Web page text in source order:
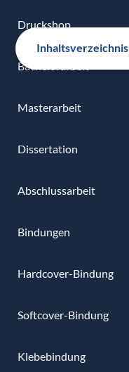
Inhaltsverzeichnis
Druckshop
Bachelorarbeit
Masterarbeit
Dissertation
Abschlussarbeit
Bindungen
Hardcover-Bindung
Softcover-Bindung
Klebebindung